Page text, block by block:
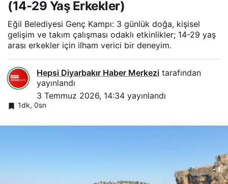
(14-29 Yaş Erkekler)
Eğil Belediyesi Genç Kampı: 3 günlük doğa, kişisel
gelişim ve takım çalışması odaklı etkinlikler; 14-29 yaş
arası erkekler için ilham verici bir deneyim.
Hepsi Diyarbakır Haber Merkezi tarafından
yayınlandı
3 Temmuz 2026, 14:34 yayınlandı
1dk, 0sn